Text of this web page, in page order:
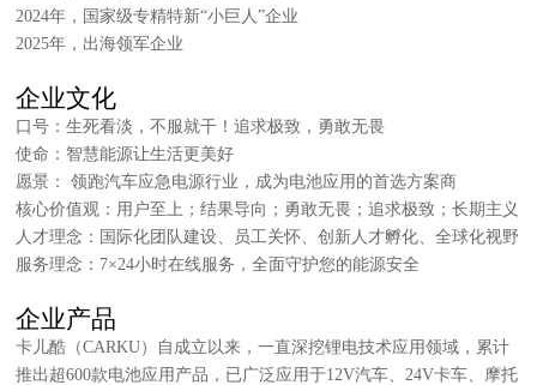
2024年，国家级专精特新“小巨人”企业
2025年，出海领军企业
企业文化
口号：生死看淡，不服就干！追求极致，勇敢无畏
使命：智慧能源让生活更美好
愿景：
领跑汽车应急电源行业，成为电池应用的首选方案商
核心价值观：用户至上；结果导向 ； 勇敢无畏 ；追求极致 ；长期主义
人才理念：国际化团队建设、员工关怀、创新人才孵化、全球化视野
服务理念： 7×24小时在线服务，全面守护您的能源安全
企业产品
卡儿酷（CARKU）自成立以来，一直深挖锂电技术应用领域，累计
推出超600款电池应用产品，已广泛应用于12V汽车、24V卡车、摩托